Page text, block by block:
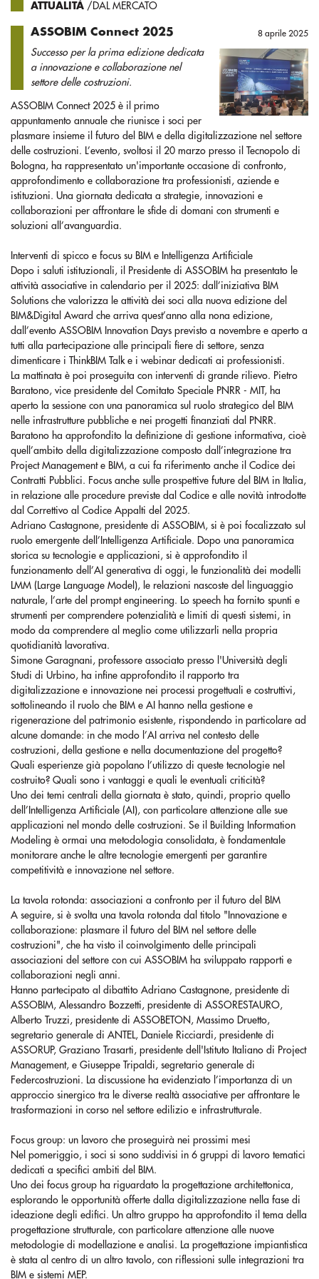
ATTUALITÀ /DAL MERCATO
ASSOBIM Connect 2025
Successo per la prima edizione dedicata
a innovazione e collaborazione nel
settore delle costruzioni.
8 aprile 2025
ASSOBIM Connect 2025 è il primo
appuntamento annuale che riunisce i soci per
plasmare insieme il futuro del BIM e della digitalizzazione nel settore
delle costruzioni. L’evento, svoltosi il 20 marzo presso il Tecnopolo di
Bologna, ha rappresentato un'importante occasione di confronto,
approfondimento e collaborazione tra professionisti, aziende e
istituzioni. Una giornata dedicata a strategie, innovazioni e
collaborazioni per affrontare le sfide di domani con strumenti e
soluzioni all’avanguardia.
Interventi di spicco e focus su BIM e Intelligenza Artificiale
Dopo i saluti istituzionali, il Presidente di ASSOBIM ha presentato le
attività associative in calendario per il 2025: dall’iniziativa BIM
Solutions che valorizza le attività dei soci alla nuova edizione del
BIM&Digital Award che arriva quest’anno alla nona edizione,
dall’evento ASSOBIM Innovation Days previsto a novembre e aperto a
tutti alla partecipazione alle principali fiere di settore, senza
dimenticare i ThinkBIM Talk e i webinar dedicati ai professionisti.
La mattinata è poi proseguita con interventi di grande rilievo. Pietro
Baratono, vice presidente del Comitato Speciale PNRR - MIT, ha
aperto la sessione con una panoramica sul ruolo strategico del BIM
nelle infrastrutture pubbliche e nei progetti finanziati dal PNRR.
Baratono ha approfondito la definizione di gestione informativa, cioè
quell’ambito della digitalizzazione composto dall’integrazione tra
Project Management e BIM, a cui fa riferimento anche il Codice dei
Contratti Pubblici. Focus anche sulle prospettive future del BIM in Italia,
in relazione alle procedure previste dal Codice e alle novità introdotte
dal Correttivo al Codice Appalti del 2025.
Adriano Castagnone, presidente di ASSOBIM, si è poi focalizzato sul
ruolo emergente dell’Intelligenza Artificiale. Dopo una panoramica
storica su tecnologie e applicazioni, si è approfondito il
funzionamento dell’AI generativa di oggi, le funzionalità dei modelli
LMM (Large Language Model), le relazioni nascoste del linguaggio
naturale, l’arte del prompt engineering. Lo speech ha fornito spunti e
strumenti per comprendere potenzialità e limiti di questi sistemi, in
modo da comprendere al meglio come utilizzarli nella propria
quotidianità lavorativa.
Simone Garagnani, professore associato presso l'Università degli
Studi di Urbino, ha infine approfondito il rapporto tra
digitalizzazione e innovazione nei processi progettuali e costruttivi,
sottolineando il ruolo che BIM e AI hanno nella gestione e
rigenerazione del patrimonio esistente, rispondendo in particolare ad
alcune domande: in che modo l’AI arriva nel contesto delle
costruzioni, della gestione e nella documentazione del progetto?
Quali esperienze già popolano l’utilizzo di queste tecnologie nel
costruito? Quali sono i vantaggi e quali le eventuali criticità?
Uno dei temi centrali della giornata è stato, quindi, proprio quello
dell’Intelligenza Artificiale (AI), con particolare attenzione alle sue
applicazioni nel mondo delle costruzioni. Se il Building Information
Modeling è ormai una metodologia consolidata, è fondamentale
monitorare anche le altre tecnologie emergenti per garantire
competitività e innovazione nel settore.
La tavola rotonda: associazioni a confronto per il futuro del BIM
A seguire, si è svolta una tavola rotonda dal titolo "Innovazione e
collaborazione: plasmare il futuro del BIM nel settore delle
costruzioni", che ha visto il coinvolgimento delle principali
associazioni del settore con cui ASSOBIM ha sviluppato rapporti e
collaborazioni negli anni.
Hanno partecipato al dibattito Adriano Castagnone, presidente di
ASSOBIM, Alessandro Bozzetti, presidente di ASSORESTAURO,
Alberto Truzzi, presidente di ASSOBETON, Massimo Druetto,
segretario generale di ANTEL, Daniele Ricciardi, presidente di
ASSORUP, Graziano Trasarti, presidente dell'Istituto Italiano di Project
Management, e Giuseppe Tripaldi, segretario generale di
Federcostruzioni. La discussione ha evidenziato l’importanza di un
approccio sinergico tra le diverse realtà associative per affrontare le
trasformazioni in corso nel settore edilizio e infrastrutturale.
Focus group: un lavoro che proseguirà nei prossimi mesi
Nel pomeriggio, i soci si sono suddivisi in 6 gruppi di lavoro tematici
dedicati a specifici ambiti del BIM.
Uno dei focus group ha riguardato la progettazione architettonica,
esplorando le opportunità offerte dalla digitalizzazione nella fase di
ideazione degli edifici. Un altro gruppo ha approfondito il tema della
progettazione strutturale, con particolare attenzione alle nuove
metodologie di modellazione e analisi. La progettazione impiantistica
è stata al centro di un altro tavolo, con riflessioni sulle integrazioni tra
BIM e sistemi MEP.